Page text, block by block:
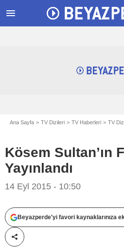
menu
Ana Sayfa TV Dizileri TV Haberleri TV
Kösem Sultan’ın
Yayınlandı
14 Eyl 2015 - 10:50
Beyazperde'yi favori kaynaklarınıza
Paylaş!